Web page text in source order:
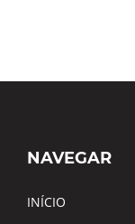
NAVEGAR
INÍCIO